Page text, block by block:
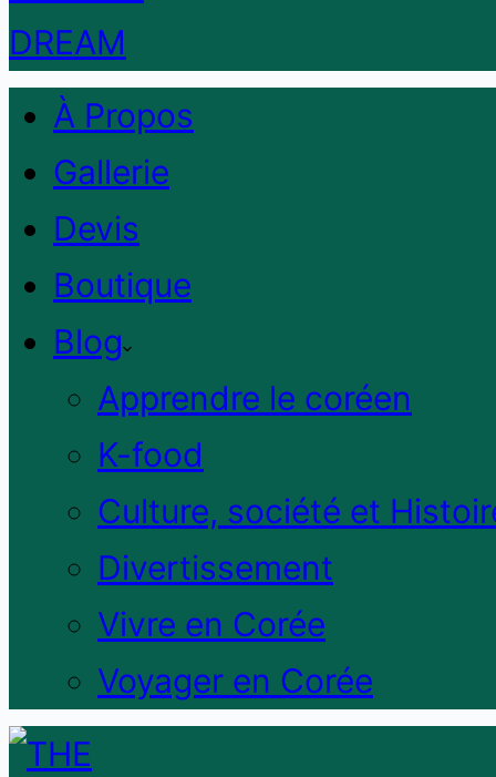
À Propos
Gallerie
Devis
Boutique
Blog
Apprendre le coréen
K-food
Culture, société et
Divertissement
Vivre en Corée
Voyager en Corée